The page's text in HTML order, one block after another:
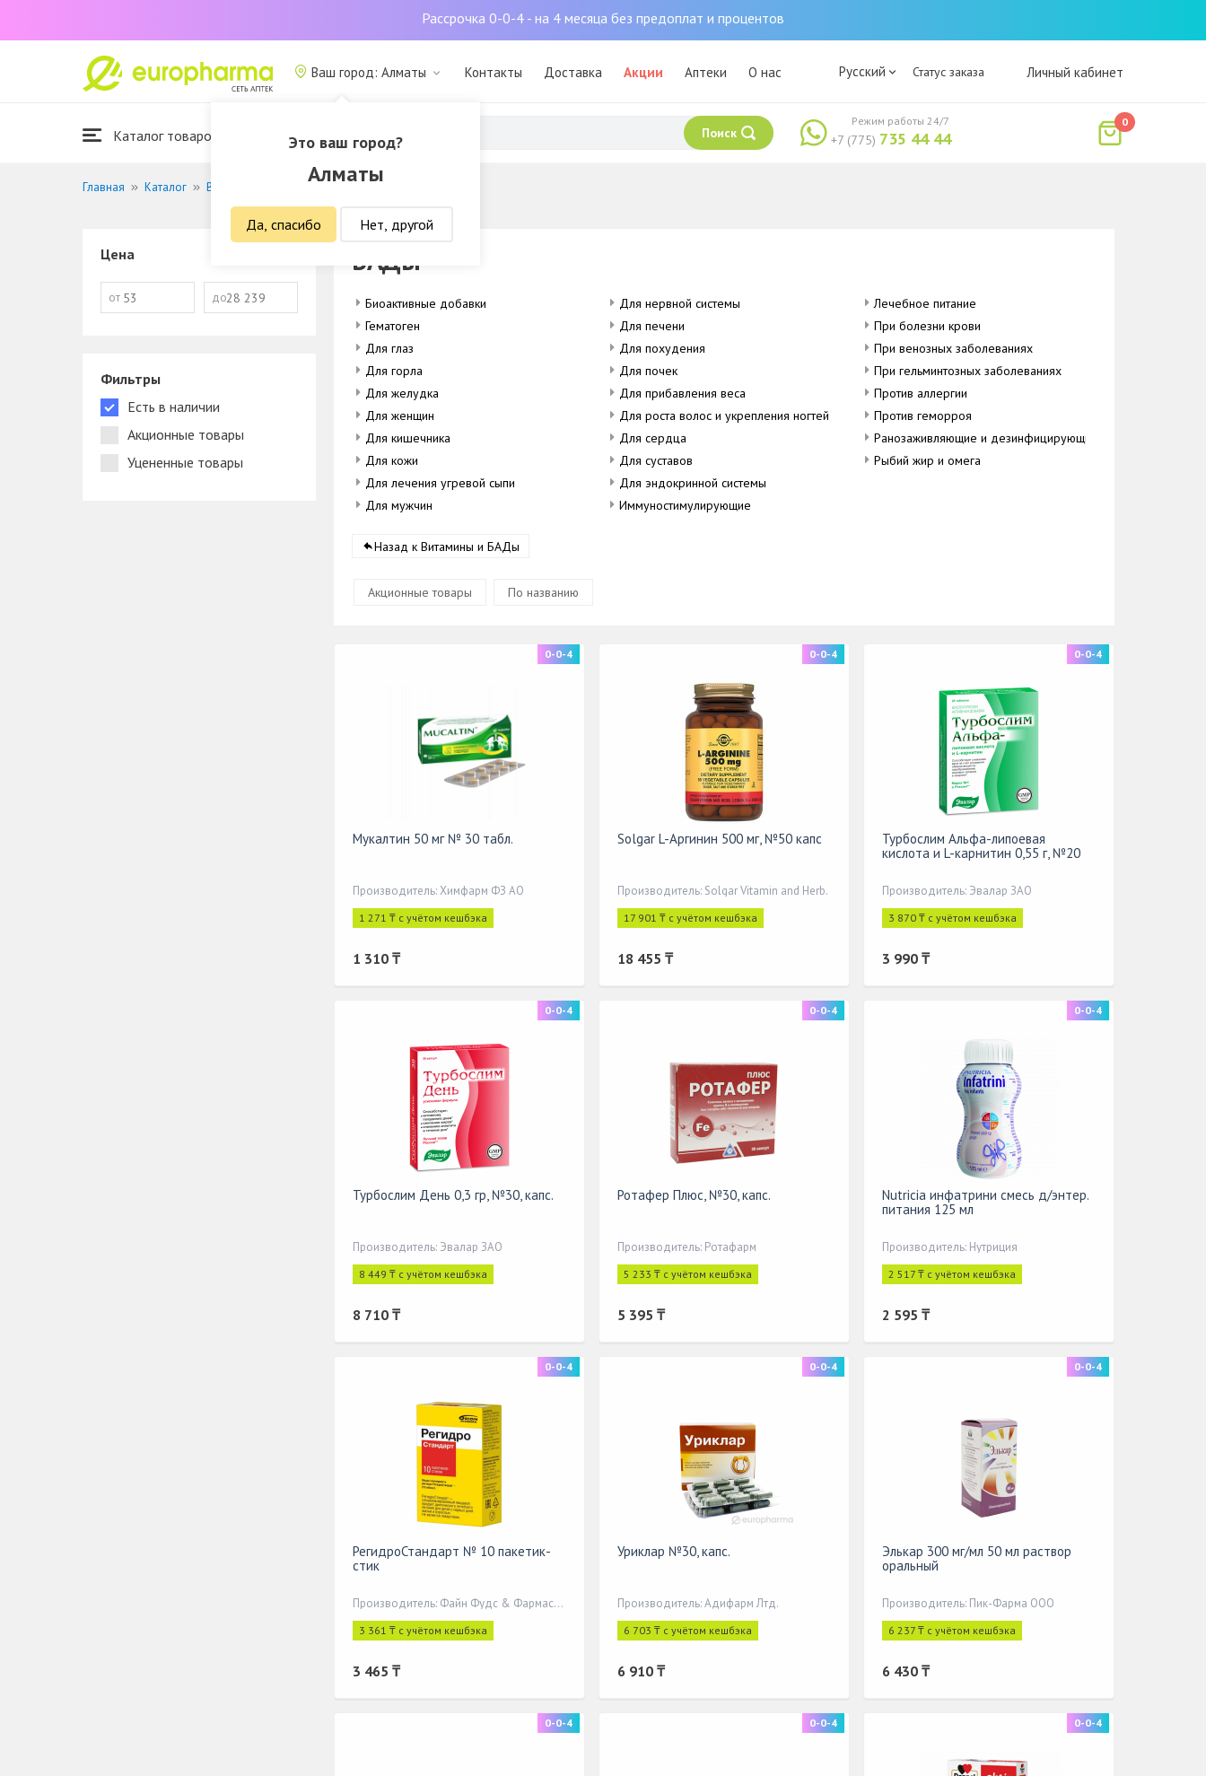
Рассрочка 0-0-4 - на 4 месяца без предоплат и процентов
Ваш город: Алматы
Это ваш город?
Алматы
Да, спасибо Нет, другой
Контакты Доставка Акции Аптеки О нас Русский Статус заказа Личный кабинет
Каталог товаров Поиск +7 (775) 735 44 44
Режим работы 24/7 0
Главная Каталог Витамины и БАДы
Цена
от до
Фильтры
Есть в наличии
Акционные товары
Уцененные товары
БАДы
Биоактивные добавки
Гематоген
Для глаз
Для горла
Для желудка
Для женщин
Для кишечника
Для кожи
Для лечения угревой сыпи
Для мужчин
Для нервной системы
Для печени
Для похудения
Для почек
Для прибавления веса
Для роста волос и укрепления ногтей
Для сердца
Для суставов
Для эндокринной системы
Иммуностимулирующие
Лечебное питание
При болезни крови
При венозных заболеваниях
При гельминтозных заболеваниях
Против аллергии
Против геморроя
Ранозаживляющие и дезинфицирующие средства
Рыбий жир и омега
Назад к Витамины и БАДы
Акционные товары По названию
0-0-4
Мукалтин 50 мг № 30 табл.
Производитель: Химфарм ФЗ АО
1 271 ₸ с учётом кешбэка
1 310 ₸
0-0-4
Solgar L-Аргинин 500 мг, №50 капс
Производитель: Solgar Vitamin and Herb.
17 901 ₸ с учётом кешбэка
18 455 ₸
0-0-4
Турбослим Альфа-липоевая
кислота и L-карнитин 0,55 г, №20
Производитель: Эвалар ЗАО
3 870 ₸ с учётом кешбэка
3 990 ₸
0-0-4
Турбослим День 0,3 гр, №30, капс.
Производитель: Эвалар ЗАО
8 449 ₸ с учётом кешбэка
8 710 ₸
0-0-4
Ротафер Плюс, №30, капс.
Производитель: Ротафарм
5 233 ₸ с учётом кешбэка
5 395 ₸
0-0-4
Nutricia инфатрини смесь д/энтер.
питания 125 мл
Производитель: Нутриция
2 517 ₸ с учётом кешбэка
2 595 ₸
0-0-4
РегидроСтандарт № 10 пакетик-
стик
Производитель: Файн Фудс & Фармасьютикалз Н.Т.М. С.п.А
3 361 ₸ с учётом кешбэка
3 465 ₸
0-0-4
Уриклар №30, капс.
Производитель: Адифарм Лтд.
6 703 ₸ с учётом кешбэка
6 910 ₸
0-0-4
Элькар 300 мг/мл 50 мл раствор
оральный
Производитель: Пик-Фарма ООО
6 237 ₸ с учётом кешбэка
6 430 ₸
0-0-4 0-0-4 0-0-4